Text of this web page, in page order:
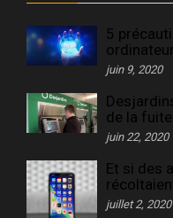
5
juin 9, 2020
de la
juin 22, 2020
Et si des
juillet 2, 2020